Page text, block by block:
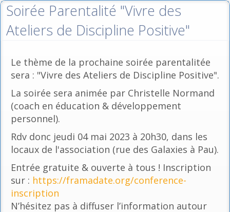
Soirée Parentalité "Vivre des
Ateliers de Discipline Positive"
Le thème de la prochaine soirée parentalitée
sera : "Vivre des Ateliers de Discipline Positive".
La soirée sera animée par Christelle Normand
(coach en éducation & développement
personnel).
Rdv donc jeudi 04 mai 2023 à 20h30, dans les
locaux de l'association (rue des Galaxies à Pau).
Entrée gratuite & ouverte à tous ! Inscription
sur : https://framadate.org/conference-
inscription
N’hésitez pas à diffuser l’information autour